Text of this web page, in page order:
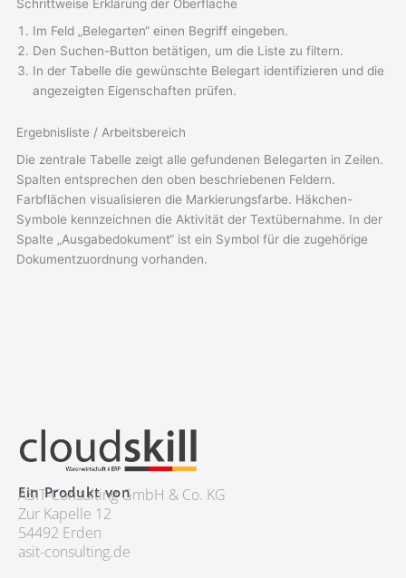
Schrittweise Erklärung der Oberfläche
Im Feld „Belegarten“ einen Begriff eingeben.
Den Suchen-Button betätigen, um die Liste zu filtern.
In der Tabelle die gewünschte Belegart identifizieren und die
angezeigten Eigenschaften prüfen.
Ergebnisliste / Arbeitsbereich
Die zentrale Tabelle zeigt alle gefundenen Belegarten in Zeilen.
Spalten entsprechen den oben beschriebenen Feldern.
Farbflächen visualisieren die Markierungsfarbe. Häkchen-
Symbole kennzeichnen die Aktivität der Textübernahme. In der
Spalte „Ausgabedokument“ ist ein Symbol für die zugehörige
Dokumentzuordnung vorhanden.
Ein Produkt von
ASIT-Consulting GmbH & Co. KG
Zur Kapelle 12
54492 Erden
asit-consulting.de